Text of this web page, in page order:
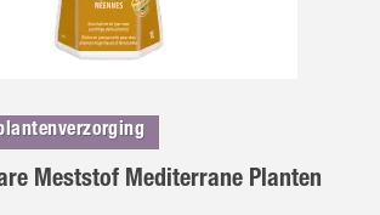
Meststof Mediterrane Planten